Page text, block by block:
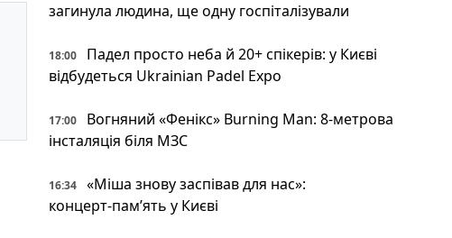
загинула людина, ще одну госпіталізували
18:00
Падел просто неба й 20+ спікерів: у Києві
відбудеться Ukrainian Padel Expo
17:00
Вогняний «Фенікс» Burning Man: 8-метрова
інсталяція біля МЗС
16:34
«Міша знову заспівав для нас»:
концерт‑пам’ять у Києві